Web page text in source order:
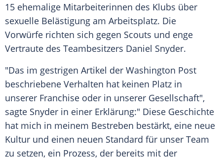
15 ehemalige Mitarbeiterinnen des Klubs über
sexuelle Belästigung am Arbeitsplatz. Die
Vorwürfe richten sich gegen Scouts und enge
Vertraute des Teambesitzers Daniel Snyder.
"Das im gestrigen Artikel der Washington Post
beschriebene Verhalten hat keinen Platz in
unserer Franchise oder in unserer Gesellschaft",
sagte Snyder in einer Erklärung:" Diese Geschichte
hat mich in meinem Bestreben bestärkt, eine neue
Kultur und einen neuen Standard für unser Team
zu setzen, ein Prozess, der bereits mit der